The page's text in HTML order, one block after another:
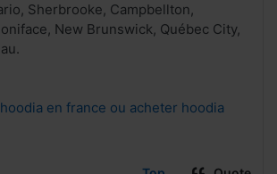
Sherbrooke, Campbellton,
New Brunswick, Québec City,
en france ou acheter hoodia